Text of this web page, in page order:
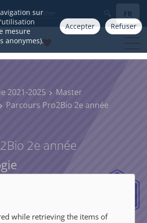
sur
mesure
anonymes).
Accepter Refuser
FR
2021-2025
Master
Parcours Pro2Bio 2e année
2e année
SANTÉ,
while retrieving the items of